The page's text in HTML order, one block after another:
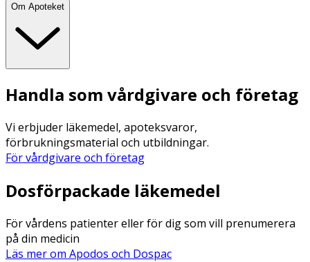
Om Apoteket
Handla som vårdgivare och företag
Vi erbjuder läkemedel, apoteksvaror,
förbrukningsmaterial och utbildningar.
För vårdgivare och företag
Dosförpackade läkemedel
För vårdens patienter eller för dig som vill prenumerera
på din medicin
Läs mer om Apodos och Dospac